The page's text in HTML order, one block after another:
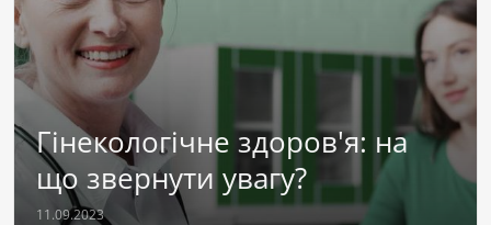
Гінекологічне здоров'я: на
що звернути увагу?
11.09.2023